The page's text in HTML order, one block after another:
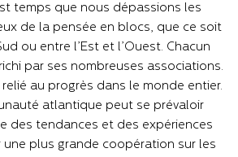
temps que nous dépassions les
de la pensée en blocs, que ce soit
ou entre l’Est et l’Ouest. Chacun
par ses nombreuses associations.
au progrès dans le monde entier.
atlantique peut se prévaloir
des tendances et des expériences
une plus grande coopération sur les